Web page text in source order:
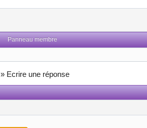
Panneau membre
» Ecrire une réponse